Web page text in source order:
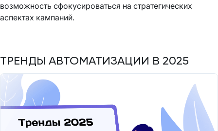
возможность сфокусироваться на стратегических
аспектах кампаний.
ТРЕНДЫ АВТОМАТИЗАЦИИ В 2025